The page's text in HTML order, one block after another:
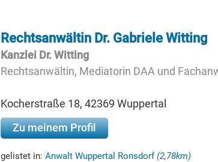
Rechtsanwältin Dr. Gabriele Witting
Kanzlei Dr. Witting
Rechtsanwältin, Mediatorin DAA und
Kocherstraße 18, 42369 Wuppertal
Zu meinem Profil
gelistet in: Anwalt Wuppertal Ronsdorf(2,78km)